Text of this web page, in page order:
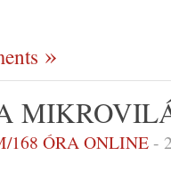
168 ÓRA ONLINE-